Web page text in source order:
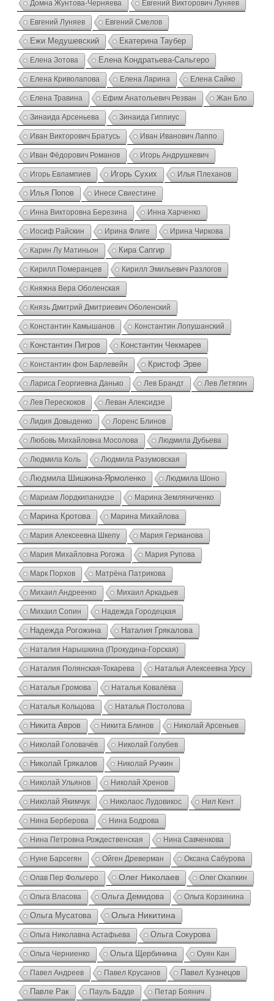
Домна Жунтова-Черняева Евгений Викторович Луняев
Евгений Луняев Евгений Смелов
Ежи Медушевский Екатерина Таубер
Елена Зотова Елена Кондратьева-Сальгеро
Елена Криволапова Елена Лари­на Елена Сайко
Елена Травина Ефим Анатольевич Резван Жан Бло
Зинаида Арсеньева Зинаида Гиппиус
Иван Викторович Братусь Иван Иванович Лаппо
Иван Фёдорович Романов Игорь Андрушкевич
Игорь Евлампиев Игорь Сухих Илья Плеханов
Илья Попов Инесе Свиестине
Инна Викторовна Березина Инна Харченко
Иосиф Райскин Ирина Флиге Ирина Чиркова
Карин Лу Матиньон Кира Сапгир
Кирилл Померанцев Кирилл Эмильевич Разлогов
Княжна Вера Оболенская
Князь Дмитрий Дмитриевич Оболенский
Константин Камышанов Константин Лопушанский
Константин Пигров Константин Чекмарев
Константин фон Барлевейн Кристоф Эрве
Лариса Георгиевна Данько Лев Брандт Лев Летягин
Лев Перескоков Леван Алексидзе
Лидия Довыденко Лоренс Блинов
Любовь Михайловна Мосолова Людмила Дубьева
Людмила Коль Людмила Разумовская
Людмила Шишкина-Ярмоленко Людмила Шоно
Мариам Лордкипанидзе Марина Земляниченко
Марина Кротова Марина Михайлова
Мария Алексеевна Шкепу Мария Германова
Мария Михайловна Рогожа Мария Рупова
Марк Порхов Матрёна Патрикова
Михаил Андреенко Михаил Аркадьев
Михаил Сопин Надежда Городецкая
Надежда Рогожина Наталия Грякалова
Наталия Нарышкина (Прокудина-Горская)
Наталия Полянская-Токарева Наталья Алексеевна Урсу
Наталья Громова Наталья Ковалёва
Наталья Кольцова Наталья Постолова
Никита Авров Никита Блинов Николай Арсеньев
Николай Головачёв Николай Голубев
Николай Грякалов Николай Ручкин
Николай Ульянов Николай Хренов
Николай Якимчук Николаос Лудовикос Нил Кент
Нина Берберова Нина Бодрова
Нина Петровна Рождественская Нина Савченкова
Нуне Барсегян Ойген Древерман Оксана Сабурова
Олав Пер Фольгеро Олег Николаев Олег Охапкин
Ольга Власова Ольга Демидова Ольга Корзинина
Ольга Мусатова Ольга Никитина
Ольга Николавна Астафьева Ольга Сокурова
Ольга Черниенко Ольга Щербинина Оуян Кан
Павел Андреев Павел Крусанов Павел Кузнецов
Павле Рак Пауль Бадде Петар Боянич